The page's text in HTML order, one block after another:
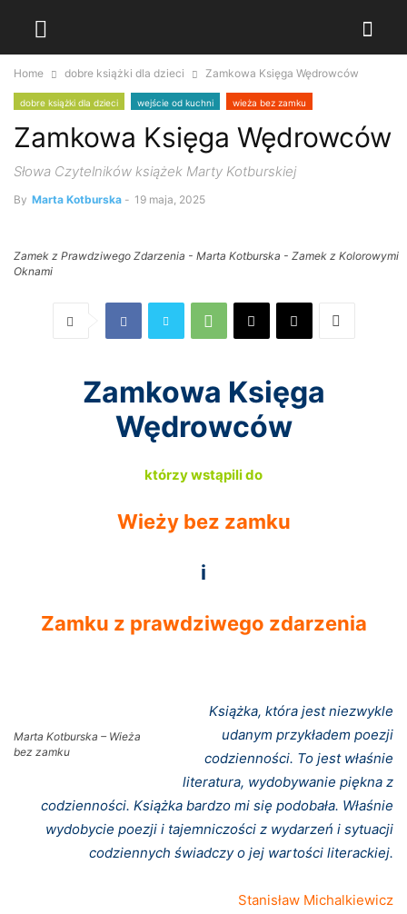
Home dobre książki dla dzieci Zamkowa Księga Wędrowców
dobre książki dla dzieci wejście od kuchni wieża bez zamku
zamek z prawdziwego zdarzenia
Zamkowa Księga Wędrowców
Słowa Czytelników książek Marty Kotburskiej
By Marta Kotburska - 19 maja, 2025
Zamek z Prawdziwego Zdarzenia - Marta Kotburska - Zamek z Kolorowymi
Oknami
Zamkowa Księga
Wędrowców
którzy wstąpili do
Wieży bez zamku
i
Zamku z prawdziwego zdarzenia
Marta Kotburska – Wieża
bez zamku
Książka, która jest niezwykle
udanym przykładem poezji
codzienności. To jest właśnie
literatura, wydobywanie piękna z
codzienności. Książka bardzo mi się podobała. Właśnie
wydobycie poezji i tajemniczości z wydarzeń i sytuacji
codziennych świadczy o jej wartości literackiej.
Stanisław Michalkiewicz